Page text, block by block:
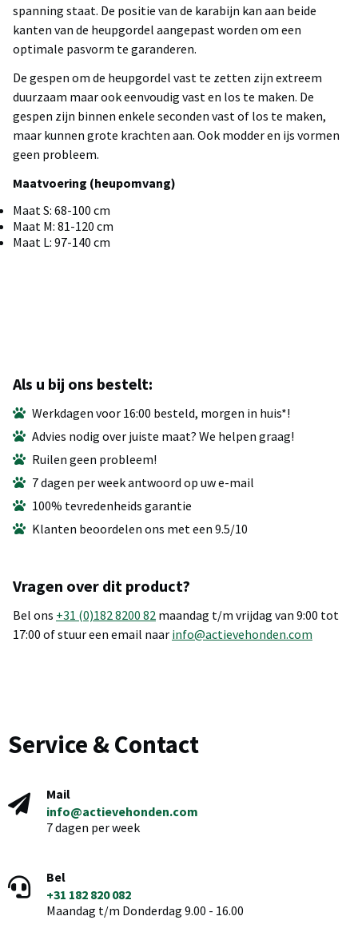
spanning staat. De positie van de karabijn kan aan beide
kanten van de heupgordel aangepast worden om een
optimale pasvorm te garanderen.
De gespen om de heupgordel vast te zetten zijn extreem
duurzaam maar ook eenvoudig vast en los te maken. De
gespen zijn binnen enkele seconden vast of los te maken,
maar kunnen grote krachten aan. Ook modder en ijs vormen
geen probleem.
Maatvoering (heupomvang)
Maat S: 68-100 cm
Maat M: 81-120 cm
Maat L: 97-140 cm
Als u bij ons bestelt:
Werkdagen voor 16:00 besteld, morgen in huis*!
Advies nodig over juiste maat? We helpen graag!
Ruilen geen probleem!
7 dagen per week antwoord op uw e-mail
100% tevredenheids garantie
Klanten beoordelen ons met een 9.5/10
Vragen over dit product?
Bel ons +31 (0)182 8200 82 maandag t/m vrijdag van 9:00 tot
17:00 of stuur een email naar info@actievehonden.com
Service & Contact
Mail
info@actievehonden.com
7 dagen per week
Bel
+31 182 820 082
Maandag t/m Donderdag 9.00 - 16.00